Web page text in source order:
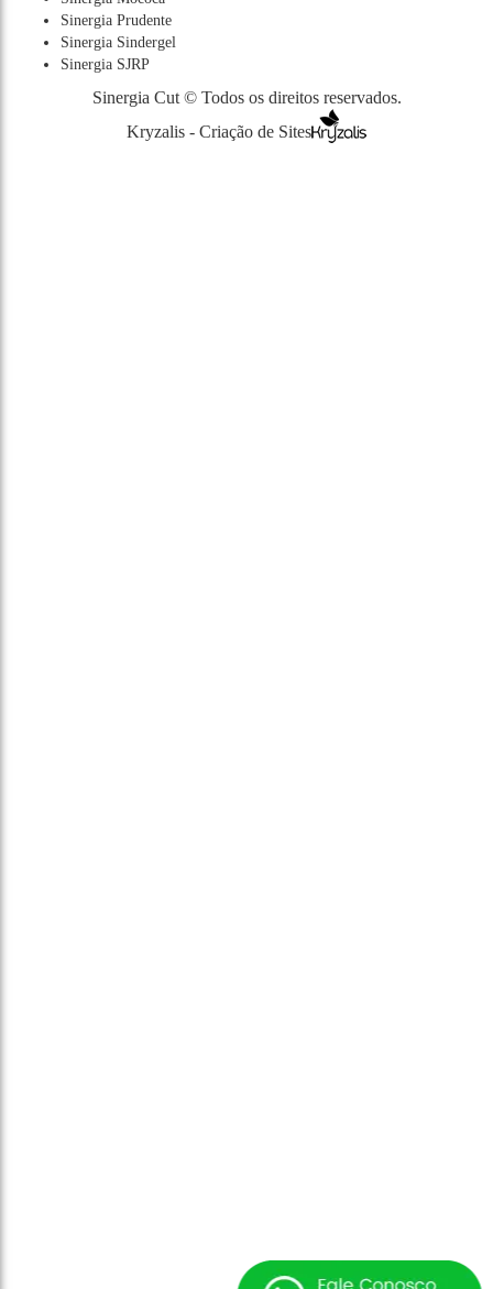
Sinergia Prudente
Sinergia Sindergel
Sinergia SJRP
Sinergia Cut © Todos os direitos reservados.
Kryzalis - Criação de Sites